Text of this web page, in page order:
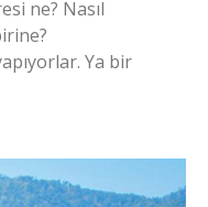
ne? Nasıl
Ya bir